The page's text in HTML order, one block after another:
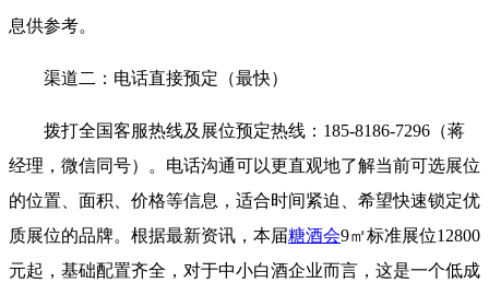
息供参考。
渠道二：电话直接预定（最快）
拨打全国客服热线及展位预定热线：185-8186-7296（蒋
经理，微信同号）。电话沟通可以更直观地了解当前可选展位
的位置、面积、价格等信息，适合时间紧迫、希望快速锁定优
质展位的品牌。根据最新资讯，本届糖酒会9㎡标准展位12800
元起，基础配置齐全，对于中小白酒企业而言，这是一个低成